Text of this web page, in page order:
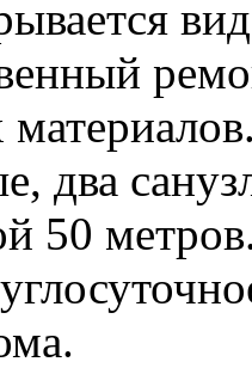
два
50